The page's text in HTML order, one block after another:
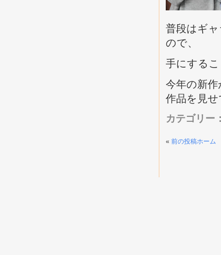
普段はギ
ので、
手にする
今年の新
作品を見
カテゴリー
«前の投稿ホーム